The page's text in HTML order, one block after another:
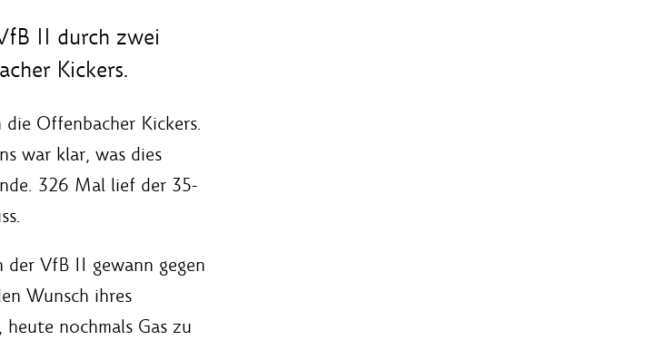
II durch zwei
Kickers.
Offenbacher Kickers.
war klar, was dies
326 Mal lief der 35-
VfB II gewann gegen
Wunsch ihres
nochmals Gas zu